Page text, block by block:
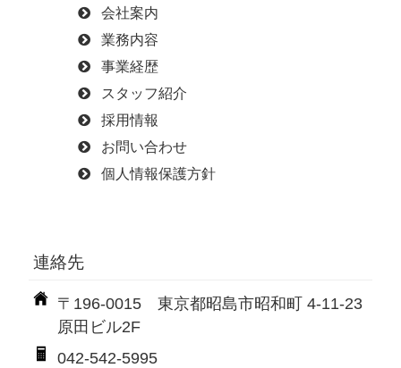
会社案内
業務内容
事業経歴
スタッフ紹介
採用情報
お問い合わせ
個人情報保護方針
連絡先
〒196-0015 東京都昭島市昭和町 4-11-23
原田ビル2F
042-542-5995